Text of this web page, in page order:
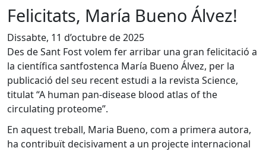
Felicitats, María Bueno Álvez!
Dissabte, 11 d’octubre de 2025
Des de Sant Fost volem fer arribar una gran felicitació a
la científica santfostenca María Bueno Álvez, per la
publicació del seu recent estudi a la revista Science,
titulat “A human pan-disease blood atlas of the
circulating proteome”.
En aquest treball, Maria Bueno, com a primera autora,
ha contribuït decisivament a un projecte internacional